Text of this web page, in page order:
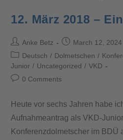
12. März 2018 –
Anke Betz
March 12, 2024
Deutsch / Dolmetschen /
Junior / Uncategorized / VKD
0 Comments
Heute vor sechs Jahren habe
Aufnahmeantrag als VKD-
Konferenzdolmetscher im BDÜ